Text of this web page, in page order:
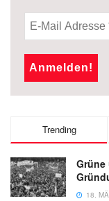
Trending
18.